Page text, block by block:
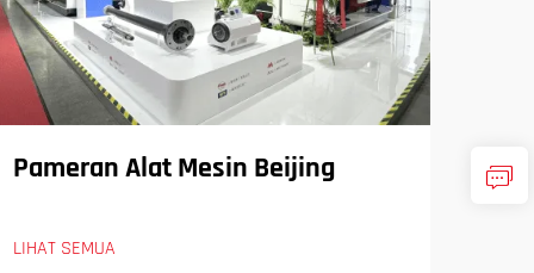
Pameran Alat Mesin Beijing
LIHAT SEMUA